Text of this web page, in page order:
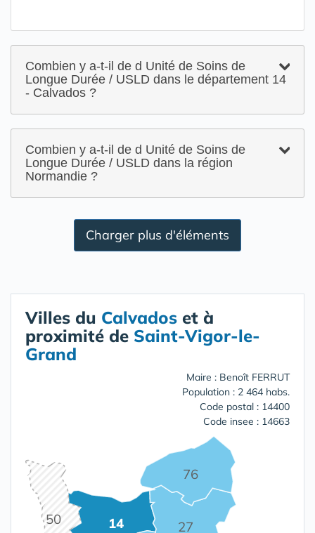
Combien y a-t-il de d Unité de Soins de
Longue Durée / USLD dans le département 14
- Calvados ?
Combien y a-t-il de d Unité de Soins de
Longue Durée / USLD dans la région
Normandie ?
Charger plus d'éléments
Villes du Calvados et à
proximité de Saint-Vigor-le-
Grand
Maire : Benoît FERRUT
Population : 2 464 habs.
Code postal : 14400
Code insee : 14663
14 27
50
76